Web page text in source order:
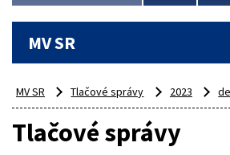
MV SR
MV SR Tlačové správy 2023
Tlačové správy